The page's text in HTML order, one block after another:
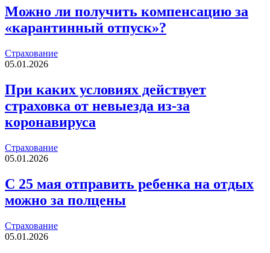
Можно ли получить компенсацию за
«карантинный отпуск»?
Страхование
05.01.2026
При каких условиях действует
страховка от невыезда из-за
коронавируса
Страхование
05.01.2026
С 25 мая отправить ребенка на отдых
можно за полцены
Страхование
05.01.2026